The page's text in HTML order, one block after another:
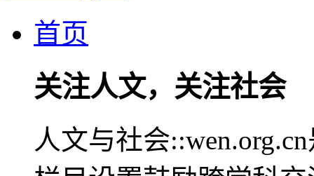
首页
关注人文，关注社会
人文与社会